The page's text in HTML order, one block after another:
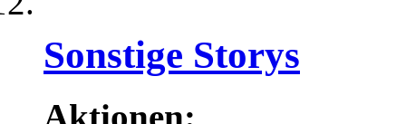
Sonstige Storys